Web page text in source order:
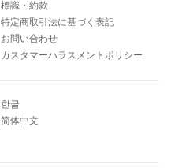
標識・約款
特定商取引法に基づく表記
お問い合わせ
カスタマーハラスメントポリシー
한글
简体中文